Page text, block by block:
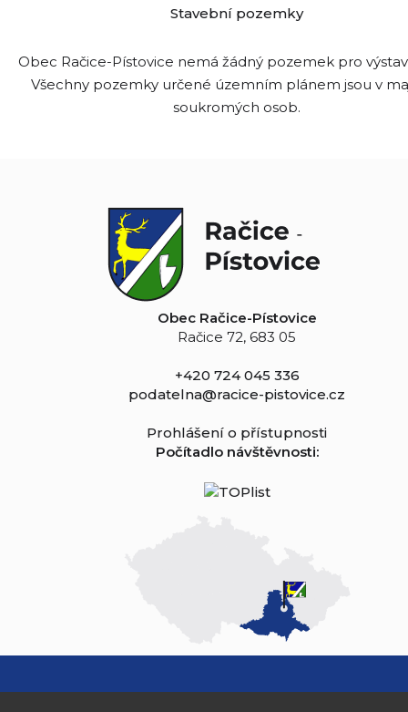
Stavební pozemky
Obec Račice-Pístovice nemá žádný pozemek pro
Všechny pozemky určené územním plánem jsou v
soukromých osob.
Obec Račice-Pístovice
Račice 72, 683 05
+420 724 045 336
podatelna@racice-pistovice.cz
Prohlášení o přístupnosti
Počítadlo návštěvnosti: